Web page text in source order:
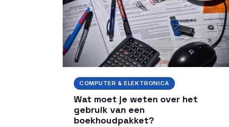
COMPUTER & ELEKTRONICA
Wat moet je weten over het
gebruik van een
boekhoudpakket?